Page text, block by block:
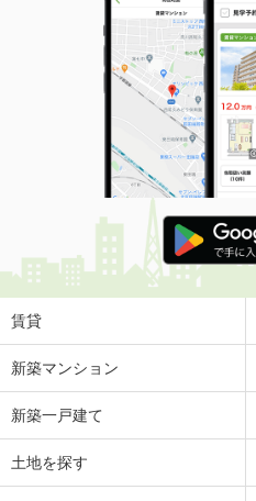
賃貸
新築マンション
新築一戸建て
土地を探す